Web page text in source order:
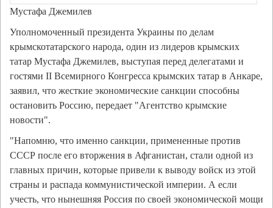
Мустафа Джемилев
Уполномоченный президента Украины по делам
крымскотатарского народа, один из лидеров крымских
татар Мустафа Джемилев, выступая перед делегатами и
гостями II Всемирного Конгресса крымских татар в Анкаре,
заявил, что жесткие экономические санкции способны
остановить Россию, передает "Агентство крымские
новости".
"Напомню, что именно санкции, примененные против
СССР после его вторжения в Афганистан, стали одной из
главных причин, которые привели к выводу войск из этой
страны и распада коммунистической империи. А если
учесть, что нынешняя Россия по своей экономической мощи